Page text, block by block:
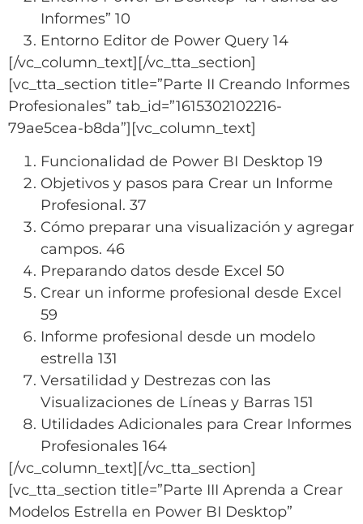
Informes” 10
Entorno Editor de Power Query 14
[/vc_column_text][/vc_tta_section]
[vc_tta_section title=”Parte II Creando Informes
Profesionales” tab_id=”1615302102216-
79ae5cea-b8da”][vc_column_text]
Funcionalidad de Power BI Desktop 19
Objetivos y pasos para Crear un Informe
Profesional. 37
Cómo preparar una visualización y agregar
campos. 46
Preparando datos desde Excel 50
Crear un informe profesional desde Excel
59
Informe profesional desde un modelo
estrella 131
Versatilidad y Destrezas con las
Visualizaciones de Líneas y Barras 151
Utilidades Adicionales para Crear Informes
Profesionales 164
[/vc_column_text][/vc_tta_section]
[vc_tta_section title=”Parte III Aprenda a Crear
Modelos Estrella en Power BI Desktop”